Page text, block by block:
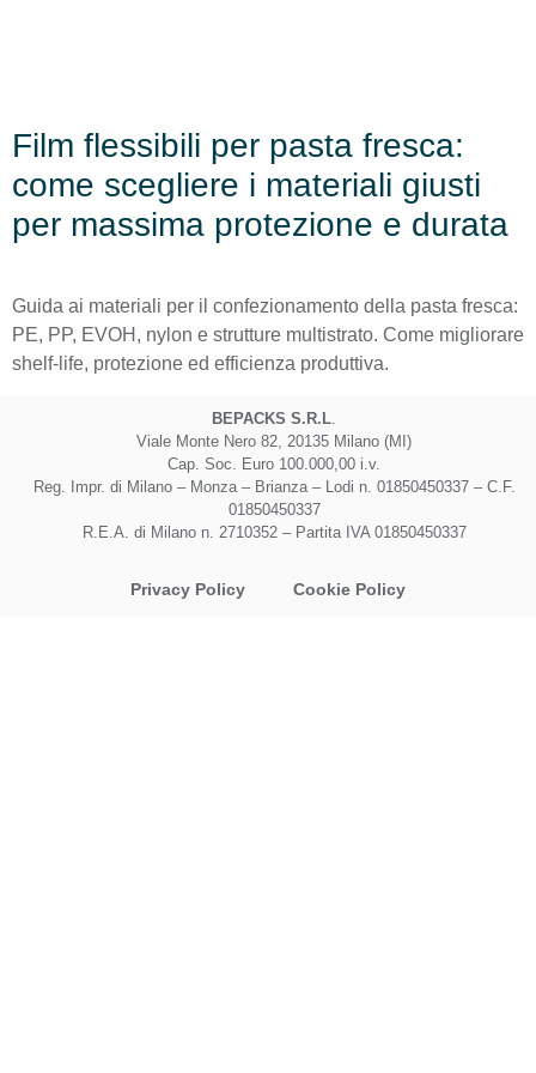
Film flessibili per pasta fresca:
come scegliere i materiali giusti
per massima protezione e durata
Guida ai materiali per il confezionamento della pasta fresca:
PE, PP, EVOH, nylon e strutture multistrato. Come migliorare
shelf-life, protezione ed efficienza produttiva.
BEPACKS S.R.L.
Viale Monte Nero 82, 20135 Milano (MI)
Cap. Soc. Euro 100.000,00 i.v.
Reg. Impr. di Milano – Monza – Brianza – Lodi n. 01850450337 – C.F.
01850450337
R.E.A. di Milano n. 2710352 – Partita IVA 01850450337
Privacy Policy Cookie Policy